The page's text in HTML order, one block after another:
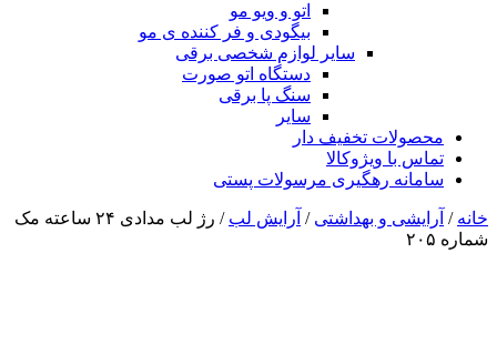
اتو و ویو مو
بیگودی و فر کننده ی مو
سایر لوازم شخصی برقی
دستگاه اتو صورت
سنگ پا برقی
سایر
محصولات تخفیف دار
تماس با ویژوکالا
سامانه رهگیری مرسولات پستی
خانه / آرایشی و بهداشتی / آرایش لب
/ رژ لب مدادی ۲۴ ساعته مک
شماره ۲۰۵